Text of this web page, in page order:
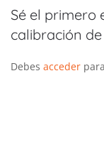
Sé el primero
calibración de
Debes acceder